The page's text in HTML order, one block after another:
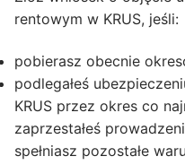
rentowym w KRUS, jeśli:
pobierasz obecnie
podlegałeś
KRUS przez okres co
zaprzestałeś
spełniasz pozostałe